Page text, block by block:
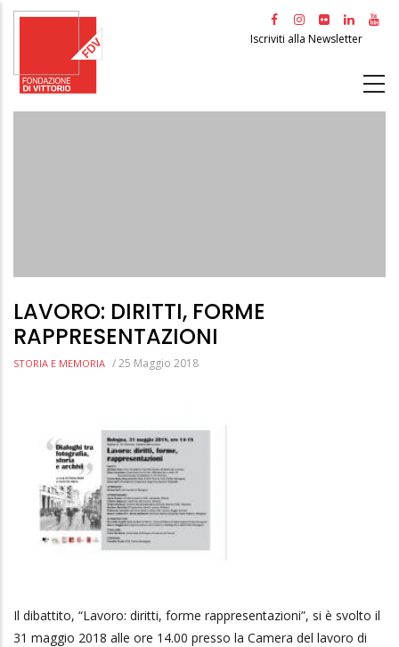
Salta
principale
Iscriviti alla Newsletter
LAVORO: DIRITTI, FORME
RAPPRESENTAZIONI
STORIA E MEMORIA /25 Maggio 2018
Il dibattito, “Lavoro: diritti, forme rappresentazioni”, si è svolto il
31 maggio 2018 alle ore 14.00 presso la Camera del lavoro di